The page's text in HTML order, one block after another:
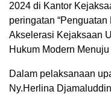
2024 di Kantor
peringatan
Akselerasi Kejaksaan
Hukum Modern
Dalam pelaksanaan
Ny.Herlina